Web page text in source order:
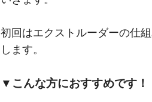
初回はエクストルーダーの仕
します。
▼こんな方におすすめです！